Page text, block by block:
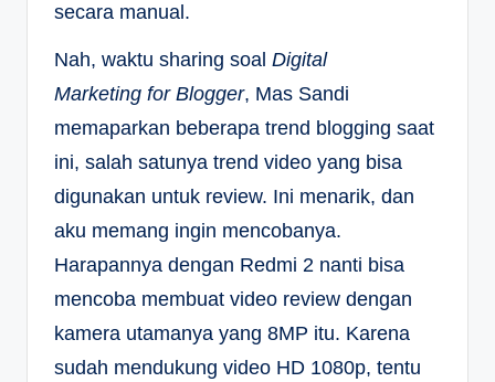
secara manual.
Nah, waktu sharing soal Digital
Marketing for Blogger, Mas Sandi
memaparkan beberapa trend blogging saat
ini, salah satunya trend video yang bisa
digunakan untuk review. Ini menarik, dan
aku memang ingin mencobanya.
Harapannya dengan Redmi 2 nanti bisa
mencoba membuat video review dengan
kamera utamanya yang 8MP itu. Karena
sudah mendukung video HD 1080p, tentu